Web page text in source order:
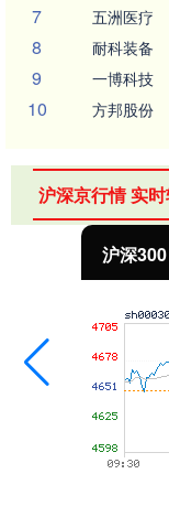
7 五洲医疗
8 耐科装备
9 一博科技
10 方邦股份
沪深京行情 实
沪深300